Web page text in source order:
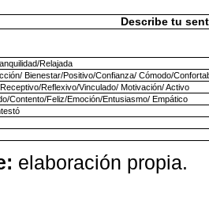
Describe tu
Relajada
Bienestar/Positivo/Confianza/ Cómodo/
Reflexivo/Vinculado/ Motivación/ Activo
Contento/Feliz/Emoción/Entusiasmo/ Empático
elaboración propia.